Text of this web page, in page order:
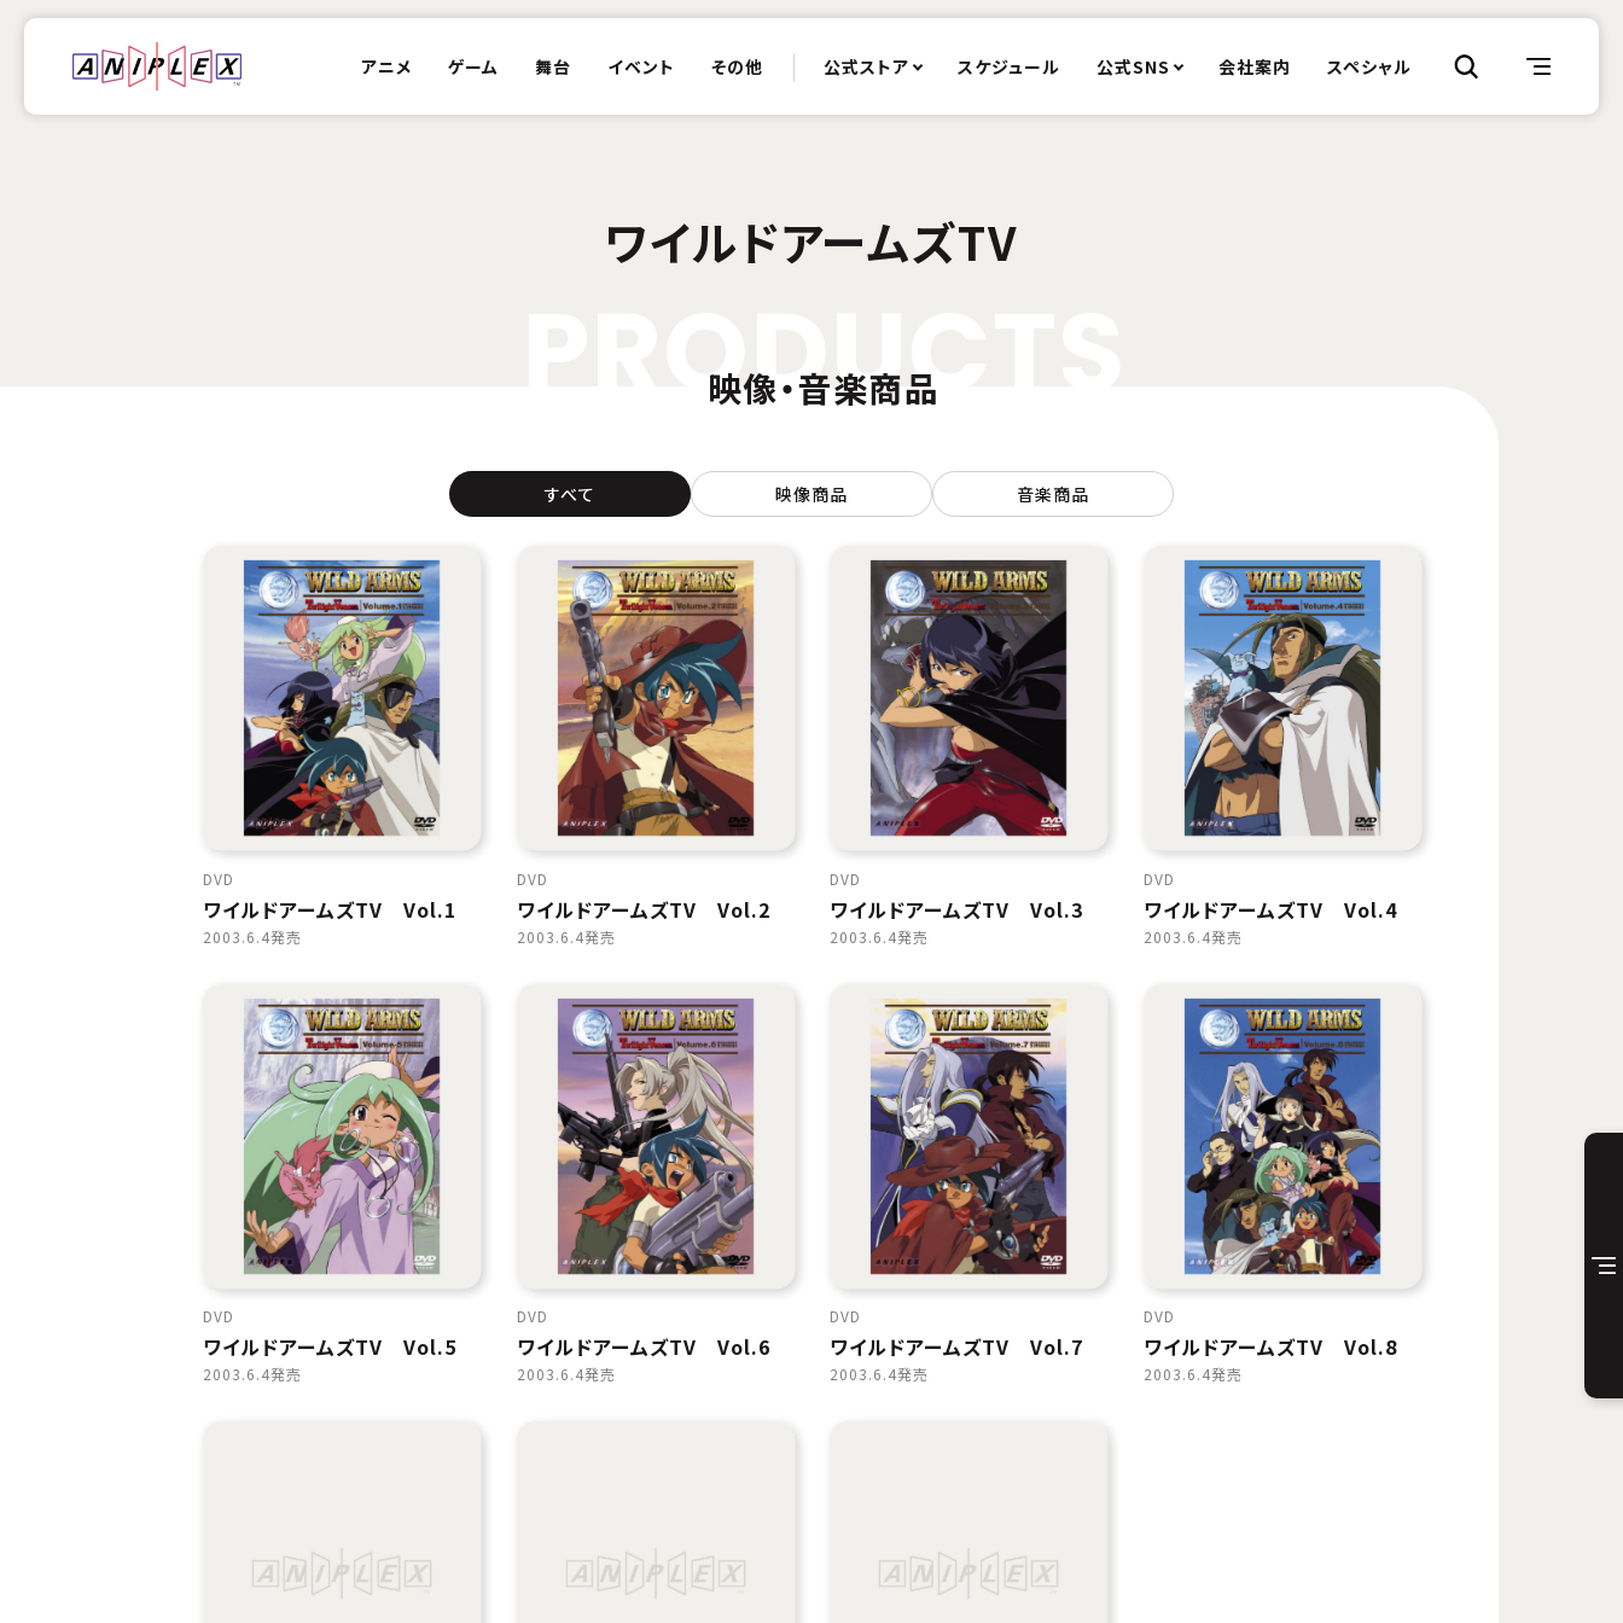
アニメ ゲーム 舞台 イベント その他 公式ストア スケジュール 公式SNS 会社案内 スペシャル
ワイルドアームズTV
ODUC
映像・音楽商品
すべて 映像商品 音楽商品
DVD
ワイルドアームズTV Vol.1
2003.6.4発売
DVD
ワイルドアームズTV Vol.2
2003.6.4発売
DVD
ワイルドアームズTV Vol.3
2003.6.4発売
DVD
ワイルドアームズTV Vol.4
2003.6.4発売
DVD
ワイルドアームズTV Vol.5
2003.6.4発売
DVD
ワイルドアームズTV Vol.6
2003.6.4発売
DVD
ワイルドアームズTV Vol.7
2003.6.4発売
DVD
ワイルドアームズTV Vol.8
2003.6.4発売